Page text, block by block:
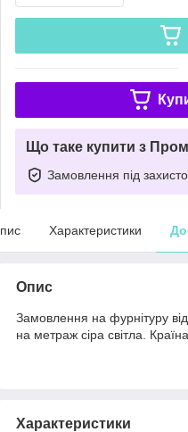
Що таке купити з
Замовлення під
Характеристики
Опис
Замовлення на фурнітуру
на метраж сіра світла.
Характеристики